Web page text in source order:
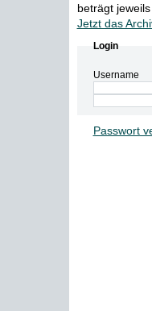
beträgt jeweils
Jetzt das
Login
Username
Passwort